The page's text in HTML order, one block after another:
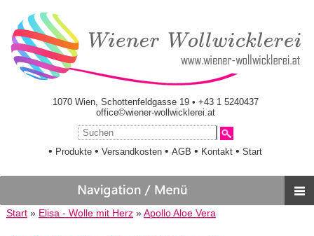
1070 Wien, Schottenfeldgasse 19 • +43 1 5240437
office©wiener-wollwicklerei.at
• Produkte •Versandkosten •AGB • Kontakt •Start
Start» Elisa - Wolle mit Herz» Apollo Aloe Vera